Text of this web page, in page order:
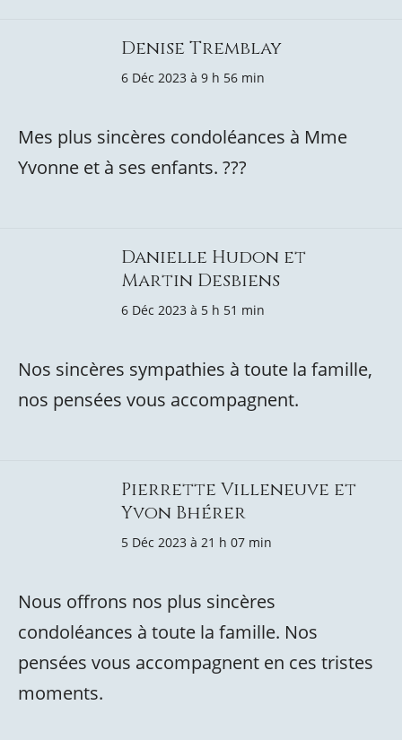
Denise Tremblay
6 Déc 2023 à 9 h 56 min
Mes plus sincères condoléances à Mme
Yvonne et à ses enfants. ???
Danielle Hudon et
Martin Desbiens
6 Déc 2023 à 5 h 51 min
Nos sincères sympathies à toute la famille,
nos pensées vous accompagnent.
Pierrette Villeneuve et
Yvon Bhérer
5 Déc 2023 à 21 h 07 min
Nous offrons nos plus sincères
condoléances à toute la famille. Nos
pensées vous accompagnent en ces tristes
moments.